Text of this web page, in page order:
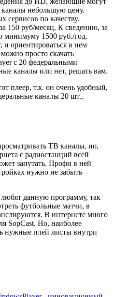
каналы небольшую цену.
по качеству.
150 руб/месяц. К сведению, за
минимуму 1500 руб./год.
ориентироваться в нем
просто скачать
с 20 федеральными
каналы или нет, решать вам.
плеер, т.к. он очень удобный,
каналы 20 шт.,
ТВ каналы, но,
с радиостанций всей
запутать. Профи в ней
нужно не забыть
данную программу, так
футбольные матчи, в
В интернете много
SopCast. Но, наиболее
нужные плей листы внутри